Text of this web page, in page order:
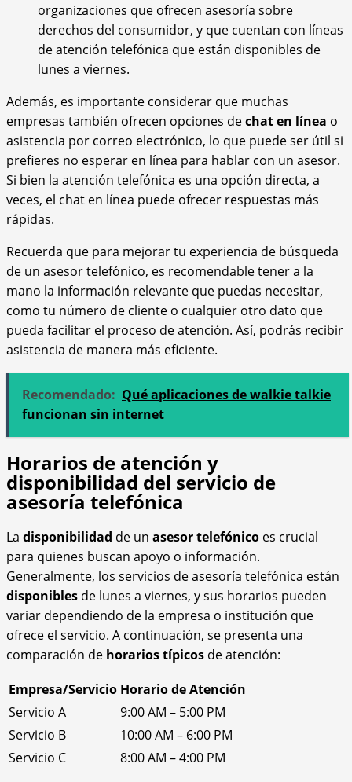
organizaciones que ofrecen asesoría sobre
derechos del consumidor, y que cuentan con líneas
de atención telefónica que están disponibles de
lunes a viernes.
Además, es importante considerar que muchas
empresas también ofrecen opciones dechat en línea o
asistencia por correo electrónico, lo que puede ser útil si
prefieres no esperar en línea para hablar con un asesor.
Si bien la atención telefónica es una opción directa, a
veces, el chat en línea puede ofrecer respuestas más
rápidas.
Recuerda que para mejorar tu experiencia de búsqueda
de un asesor telefónico, es recomendable tener a la
mano la información relevante que puedas necesitar,
como tu número de cliente o cualquier otro dato que
pueda facilitar el proceso de atención. Así, podrás recibir
asistencia de manera más eficiente.
Recomendado: Qué aplicaciones de walkie talkie
funcionan sin internet
Horarios de atención y
disponibilidad del servicio de
asesoría telefónica
La disponibilidad de un asesor telefónico es crucial
para quienes buscan apoyo o información.
Generalmente, los servicios de asesoría telefónica están
disponibles de lunes a viernes, y sus horarios pueden
variar dependiendo de la empresa o institución que
ofrece el servicio. A continuación, se presenta una
comparación de horarios típicos de atención:
Empresa/Servicio Horario de Atención
Servicio A
9:00 AM – 5:00 PM
Servicio B
10:00 AM – 6:00 PM
Servicio C
8:00 AM – 4:00 PM